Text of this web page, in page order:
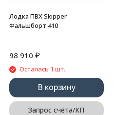
Лодка ПВХ Skipper
Фальшборт 410
98 910 ₽
Осталась 1 шт.
В корзину
Запрос счёта/КП